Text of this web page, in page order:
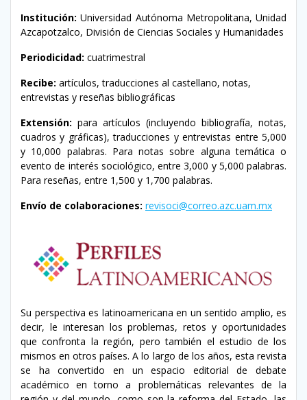
Institución:Universidad Autónoma Metropolitana, Unidad
Azcapotzalco, División de Ciencias Sociales y Humanidades
Periodicidad: cuatrimestral
Recibe: artículos, traducciones al castellano, notas,
entrevistas y reseñas bibliográficas
Extensión: para artículos (incluyendo bibliografía, notas,
cuadros y gráficas), traducciones y entrevistas entre 5,000
y 10,000 palabras. Para notas sobre alguna temática o
evento de interés sociológico, entre 3,000 y 5,000 palabras.
Para reseñas, entre 1,500 y 1,700 palabras.
Envío de colaboraciones: revisoci@correo.azc.uam.mx
Su perspectiva es latinoamericana en un sentido amplio, es
decir, le interesan los problemas, retos y oportunidades
que confronta la región, pero también el estudio de los
mismos en otros países. A lo largo de los años, esta revista
se ha convertido en un espacio editorial de debate
académico en torno a problemáticas relevantes de la